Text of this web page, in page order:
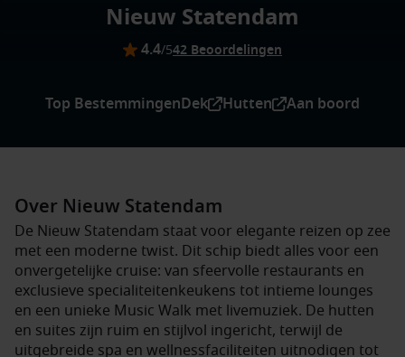
Nieuw Statendam
4.4/542 Beoordelingen
Top BestemmingenDek Hutten Aan boord
Over Nieuw Statendam
De Nieuw Statendam staat voor elegante reizen op zee
met een moderne twist. Dit schip biedt alles voor een
onvergetelijke cruise: van sfeervolle restaurants en
exclusieve specialiteitenkeukens tot intieme lounges
en een unieke Music Walk met livemuziek. De hutten
en suites zijn ruim en stijlvol ingericht, terwijl de
uitgebreide spa en wellnessfaciliteiten uitnodigen tot